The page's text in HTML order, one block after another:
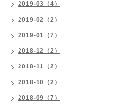
2019-03（4）
2019-02（2）
2019-01（7）
2018-12（2）
2018-11（2）
2018-10（2）
2018-09（7）